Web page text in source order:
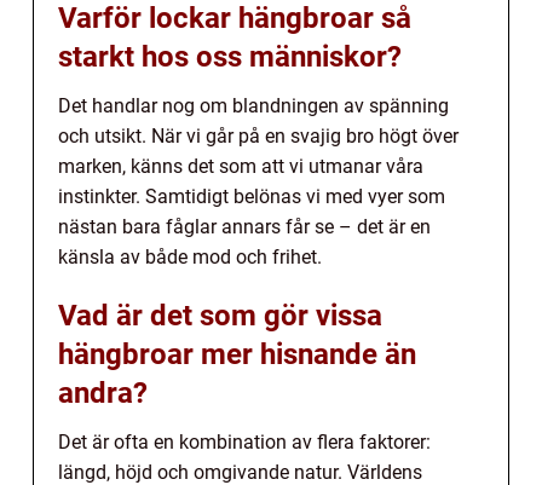
Varför lockar hängbroar så
starkt hos oss människor?
Det handlar nog om blandningen av spänning
och utsikt. När vi går på en svajig bro högt över
marken, känns det som att vi utmanar våra
instinkter. Samtidigt belönas vi med vyer som
nästan bara fåglar annars får se – det är en
känsla av både mod och frihet.
Vad är det som gör vissa
hängbroar mer hisnande än
andra?
Det är ofta en kombination av flera faktorer:
längd, höjd och omgivande natur. Världens